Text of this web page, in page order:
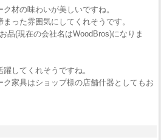
材の味わいが美しいですね。
った雰囲気にしてくれそうです。
品(現在の会社名はWoodBros)になりま
してくれそうですね。
家具はショップ様の店舗什器としてもお